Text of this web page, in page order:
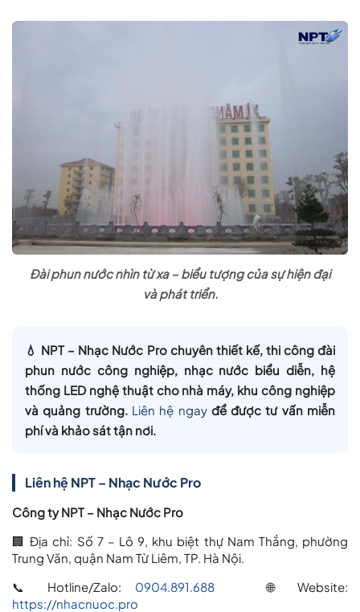
Đài phun nước nhìn từ xa – biểu tượng của sự hiện đại
và phát triển.
💧 NPT – Nhạc Nước Pro chuyên thiết kế, thi công đài
phun nước công nghiệp, nhạc nước biểu diễn, hệ
thống LED nghệ thuậtcho nhà máy, khu công nghiệp
và quảng trường. Liên hệ ngayđể được tư vấn miễn
phí và khảo sát tận nơi.
Liên hệ NPT – Nhạc Nước Pro
Công ty NPT – Nhạc Nước Pro
🏢 Địa chỉ: Số 7 – Lô 9, khu biệt thự Nam Thắng, phường
Trung Văn, quận Nam Từ Liêm, TP. Hà Nội.
📞 Hotline/Zalo: 0904.891.688🌐 Website:
https://nhacnuoc.pro